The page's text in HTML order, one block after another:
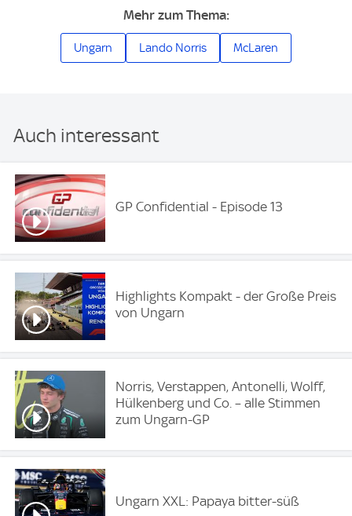
Mehr zum Thema:
Ungarn Lando Norris McLaren
Auch interessant
GP Confidential - Episode 13
Highlights Kompakt - der Große Preis
von Ungarn
Norris, Verstappen, Antonelli, Wolff,
Hülkenberg und Co. – alle Stimmen
zum Ungarn-GP
Ungarn XXL: Papaya bitter-süß